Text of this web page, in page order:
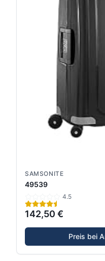
SAMSONITE
49539
4.5
142,50 €
Preis bei